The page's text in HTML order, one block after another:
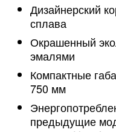
Дизайнерский
сплава
Окрашенный
эмалями
Компактные
750 мм
предыдущие